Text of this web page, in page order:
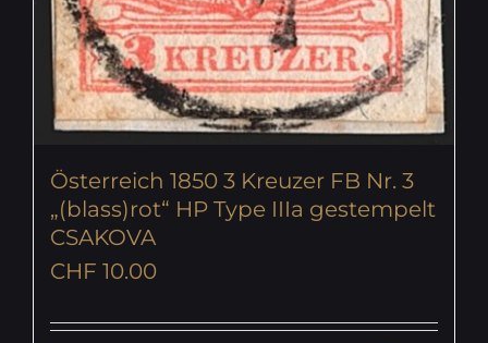
Österreich 1850 3 Kreuzer FB Nr. 3
„(blass)rot“ HP Type IIIa gestempelt
CSAKOVA
CHF 10.00